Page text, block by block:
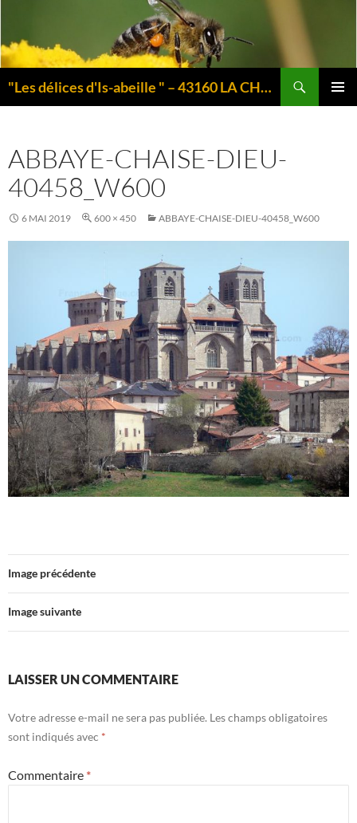
contenu
"Les délices d'Is-abeille " – 43160 LA CHAISE-DIEU – Auvergne
ABBAYE-CHAISE-DIEU-
40458_W600
6 MAI 2019 600 × 450 ABBAYE-CHAISE-DIEU-40458_W600
Image précédente
Image suivante
LAISSER UN COMMENTAIRE
Votre adresse e-mail ne sera pas publiée. Les champs obligatoires
sont indiqués avec *
Commentaire *